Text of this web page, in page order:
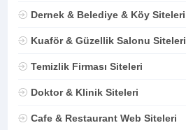
Dernek & Belediye & Köy Siteleri
Kuaför & Güzellik Salonu Siteleri
Temizlik Firması Siteleri
Doktor & Klinik Siteleri
Cafe & Restaurant Web Siteleri